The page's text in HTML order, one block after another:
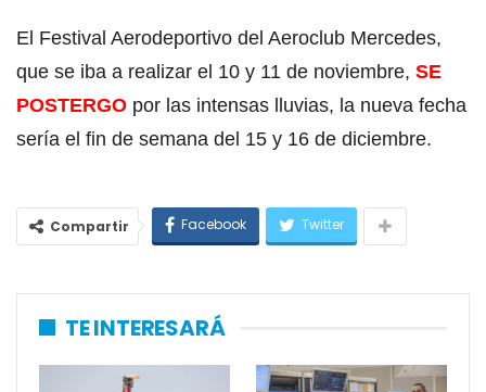
El Festival Aerodeportivo del Aeroclub Mercedes,
que se iba a realizar el 10 y 11 de noviembre, SE
POSTERGO por las intensas lluvias, la nueva fecha
sería el fin de semana del 15 y 16 de diciembre.
Compartir Facebook Twitter
TE INTERESARÁ